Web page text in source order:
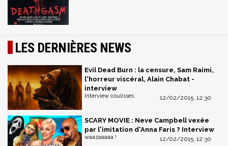
LES DERNIÈRES NEWS
Evil Dead Burn : la censure, Sam Raimi,
l'horreur viscéral, Alain Chabat -
interview
12/02/2015, 12:30
Interview coulisses
SCARY MOVIE : Neve Campbell vexée
par l'imitation d'Anna Faris ? Interview
12/02/2015, 12:30
waazaaaaa !